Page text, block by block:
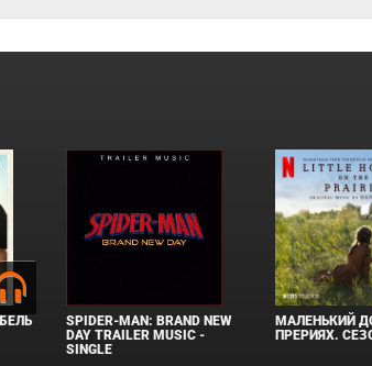
SPIDER-MAN: BRAND NEW
DAY TRAILER MUSIC -
SINGLE
МАЛЕНЬКИЙ
ПРЕРИЯХ.